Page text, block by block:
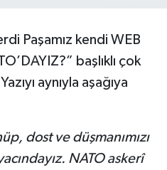
Paşamız kendi WEB
başlıklı çok
aynıyla aşağıya
dost ve düşmanımızı
NATO askerî